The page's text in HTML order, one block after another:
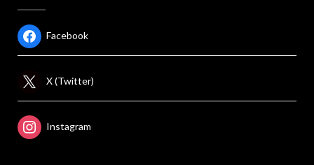
Facebook
X (Twitter)
Instagram